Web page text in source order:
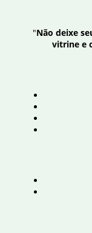
"Não deixe
vitrine e